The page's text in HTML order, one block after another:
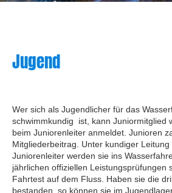
Jugend
Wer sich als Jugendlicher für das
schwimmkundig ist, kann Juniormitglied
beim Juniorenleiter anmeldet. Junioren
Mitgliederbeitrag. Unter kundiger Leitung
Juniorenleiter werden sie ins
jährlichen offiziellen Leistungsprüfungen
Fahrtest auf dem Fluss. Haben sie die
bestanden, so können sie im